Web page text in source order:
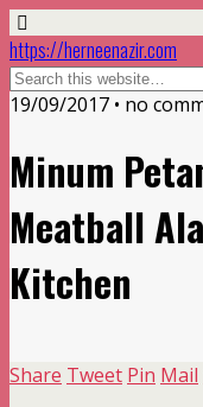
https://herneenazir.com
19/09/2017 • no
Minum
Meatball
Kitchen
Share Tweet Pin Mail